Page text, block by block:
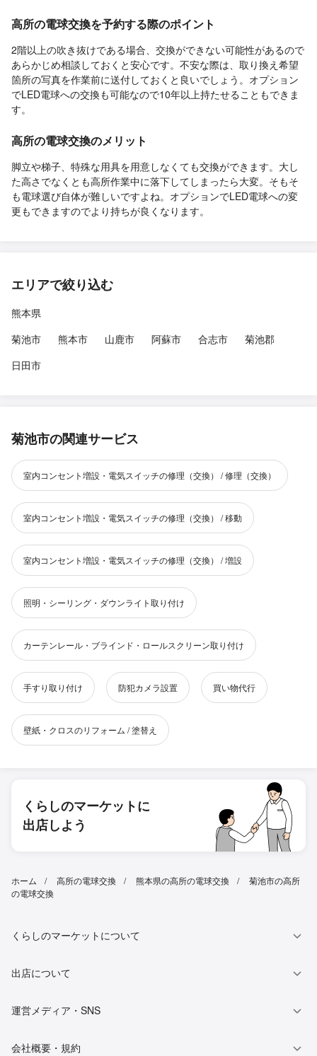
高所の電球交換を予約する際のポイント
2階以上の吹き抜けである場合、交換ができない可能性があるので
あらかじめ相談しておくと安心です。不安な際は、取り換え希望
箇所の写真を作業前に送付しておくと良いでしょう。オプション
でLED電球への交換も可能なので10年以上持たせることもできま
す。
高所の電球交換のメリット
脚立や梯子、特殊な用具を用意しなくても交換ができます。大し
た高さでなくとも高所作業中に落下してしまったら大変。そもそ
も電球選び自体が難しいですよね。オプションでLED電球への変
更もできますのでより持ちが良くなります。
エリアで絞り込む
熊本県
菊池市
熊本市 山鹿市 阿蘇市 合志市
菊池郡
日田市
菊池市の関連サービス
室内コンセント増設・電気スイッチの修理（交換） / 修理（交換）
室内コンセント増設・電気スイッチの修理（交換） / 移動
室内コンセント増設・電気スイッチの修理（交換） / 増設
照明・シーリング・ダウンライト取り付け
カーテンレール・ブラインド・ロールスクリーン取り付け
手すり取り付け 防犯カメラ設置 買い物代行
壁紙・クロスのリフォーム / 塗替え
くらしのマーケットに
出店しよう
ホーム 高所の電球交換 熊本県の高所の電球交換
菊池市の高所
の電球交換
くらしのマーケットについて
出店について
運営メディア・SNS
会社概要・規約